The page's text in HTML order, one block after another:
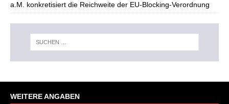
a.M. konkretisiert die Reichweite der EU-Blocking-Verordnung
WEITERE ANGABEN